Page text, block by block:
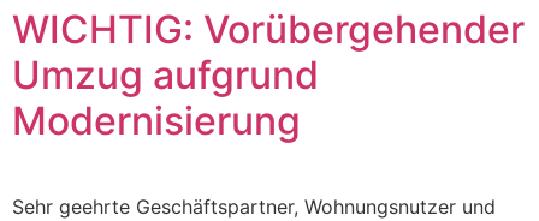
WICHTIG: Vorübergehender
Umzug aufgrund
Modernisierung
Sehr geehrte Geschäftspartner, Wohnungsnutzer und